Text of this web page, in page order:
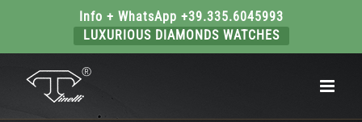
Info + WhatsApp +39.335.6045993
LUXURIOUS DIAMONDS WATCHES
contenuto